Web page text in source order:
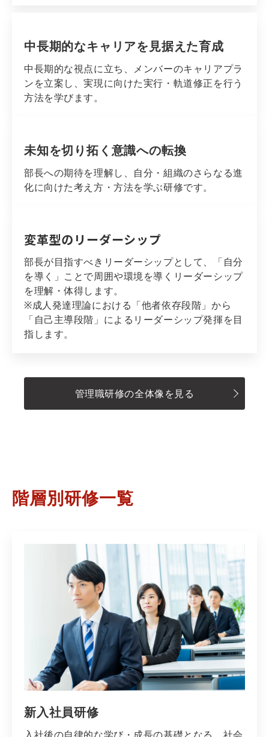
中長期的なキャリアを見据えた育成
中長期的な視点に立ち、メンバーのキャリアプラ
ンを立案し、実現に向けた実行・軌道修正を行う
方法を学びます。
未知を切り拓く意識への転換
部長への期待を理解し、自分・組織のさらなる進
化に向けた考え方・方法を学ぶ研修です。
変革型のリーダーシップ
部長が目指すべきリーダーシップとして、「自分
を導く」ことで周囲や環境を導くリーダーシップ
を理解・体得します。
※成人発達理論における「他者依存段階」から
「自己主導段階」によるリーダーシップ発揮を目
指します。
管理職研修の全体像を見る
階層別研修一覧
新入社員研修